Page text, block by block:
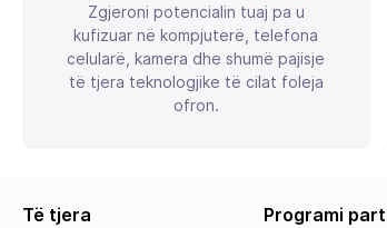
Zgjeroni potencialin tuaj pa u
kufizuar në kompjuterë, telefona
celularë, kamera dhe shumë pajisje
të tjera teknologjike të cilat foleja
ofron.
Të tjera Programi